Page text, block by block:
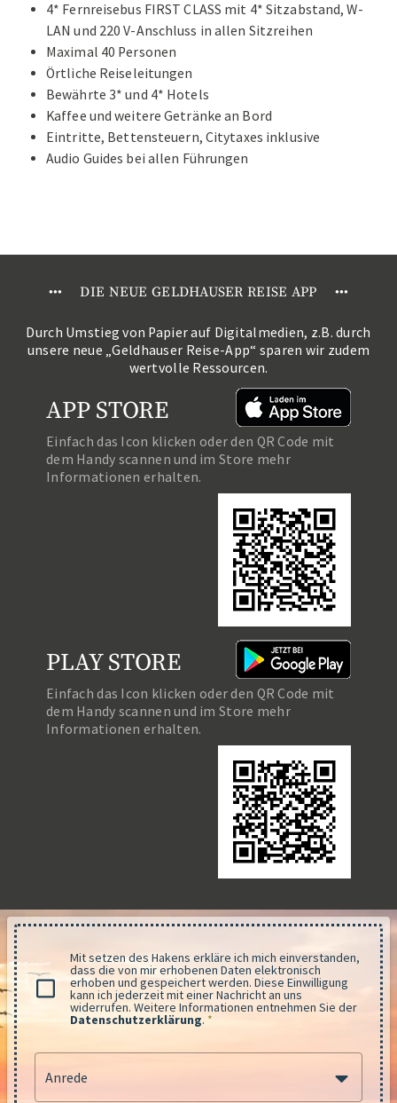
4* Fernreisebus FIRST CLASS mit 4* Sitzabstand, W-
LAN und 220 V-Anschluss in allen Sitzreihen
Maximal 40 Personen
Örtliche Reiseleitungen
Bewährte 3* und 4* Hotels
Kaffee und weitere Getränke an Bord
Eintritte, Bettensteuern, Citytaxes inklusive
Audio Guides bei allen Führungen
••• DIE NEUE GELDHAUSER REISE APP •••
Durch Umstieg von Papier auf Digitalmedien, z.B. durch
unsere neue „Geldhauser Reise-App“ sparen wir zudem
wertvolle Ressourcen.
APP STORE
Einfach das Icon klicken oder den QR Code mit
dem Handy scannen und im Store mehr
Informationen erhalten.
PLAY STORE
Einfach das Icon klicken oder den QR Code mit
dem Handy scannen und im Store mehr
Informationen erhalten.
Anrede
Mit setzen des Hakens erkläre ich mich einverstanden,
dass die von mir erhobenen Daten elektronisch
erhoben und gespeichert werden. Diese Einwilligung
kann ich jederzeit mit einer Nachricht an uns
widerrufen. Weitere Informationen entnehmen Sie der
Datenschutzerklärung. *